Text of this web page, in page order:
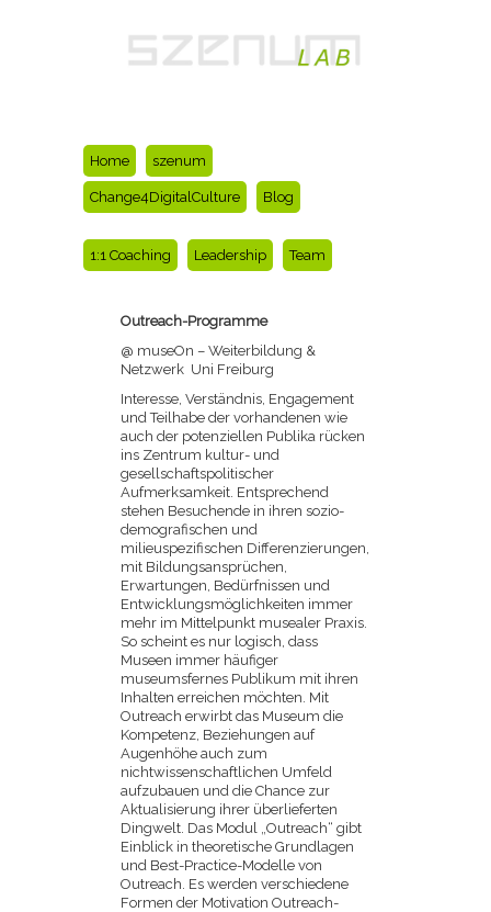
Home szenum
Change4DigitalCulture Blog
1:1 Coaching Leadership Team
Outreach-Programme
@ museOn – Weiterbildung &
Netzwerk Uni Freiburg
Interesse, Verständnis, Engagement
und Teilhabe der vorhandenen wie
auch der potenziellen Publika rücken
ins Zentrum kultur- und
gesellschaftspolitischer
Aufmerksamkeit. Entsprechend
stehen Besuchende in ihren sozio-
demografischen und
milieuspezifischen Differenzierungen,
mit Bildungsansprüchen,
Erwartungen, Bedürfnissen und
Entwicklungsmöglichkeiten immer
mehr im Mittelpunkt musealer Praxis.
So scheint es nur logisch, dass
Museen immer häufiger
museumsfernes Publikum mit ihren
Inhalten erreichen möchten. Mit
Outreach erwirbt das Museum die
Kompetenz, Beziehungen auf
Augenhöhe auch zum
nichtwissenschaftlichen Umfeld
aufzubauen und die Chance zur
Aktualisierung ihrer überlieferten
Dingwelt. Das Modul „Outreach“ gibt
Einblick in theoretische Grundlagen
und Best-Practice-Modelle von
Outreach. Es werden verschiedene
Formen der Motivation Outreach-